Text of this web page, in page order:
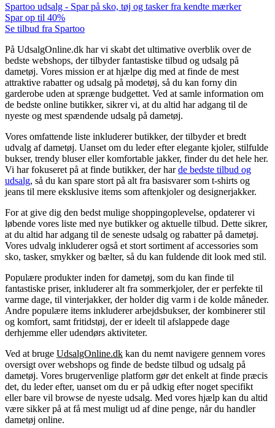
Spartoo udsalg - Spar på sko, tøj og tasker fra kendte mærker
Spar op til 40%
Se tilbud fra Spartoo
På UdsalgOnline.dk har vi skabt det ultimative overblik over de
bedste webshops, der tilbyder fantastiske tilbud og udsalg på
dametøj. Vores mission er at hjælpe dig med at finde de mest
attraktive rabatter og udsalg på modetøj, så du kan forny din
garderobe uden at sprænge budgettet. Ved at samle information om
de bedste online butikker, sikrer vi, at du altid har adgang til de
nyeste og mest spændende udsalg på dametøj.
Vores omfattende liste inkluderer butikker, der tilbyder et bredt
udvalg af dametøj. Uanset om du leder efter elegante kjoler, stilfulde
bukser, trendy bluser eller komfortable jakker, finder du det hele her.
Vi har fokuseret på at finde butikker, der harde bedste tilbud og
udsalg, så du kan spare stort på alt fra basisvarer som t-shirts og
jeans til mere eksklusive items som aftenkjoler og designerjakker.
For at give dig den bedst mulige shoppingoplevelse, opdaterer vi
løbende vores liste med nye butikker og aktuelle tilbud. Dette sikrer,
at du altid har adgang til de seneste udsalg og rabatter på dametøj.
Vores udvalg inkluderer også et stort sortiment af accessories som
sko, tasker, smykker og bælter, så du kan fuldende dit look med stil.
Populære produkter inden for dametøj, som du kan finde til
fantastiske priser, inkluderer alt fra sommerkjoler, der er perfekte til
varme dage, til vinterjakker, der holder dig varm i de kolde måneder.
Andre populære items inkluderer arbejdsbukser, der kombinerer stil
og komfort, samt fritidstøj, der er ideelt til afslappede dage
derhjemme eller udendørs aktiviteter.
Ved at bruge UdsalgOnline.dk kan du nemt navigere gennem vores
oversigt over webshops og finde de bedste tilbud og udsalg på
dametøj. Vores brugervenlige platform gør det enkelt at finde præcis
det, du leder efter, uanset om du er på udkig efter noget specifikt
eller bare vil browse de nyeste udsalg. Med vores hjælp kan du altid
være sikker på at få mest muligt ud af dine penge, når du handler
dametøj online.